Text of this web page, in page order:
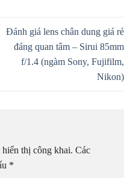
Đánh giá lens chân dung giá rẻ
đáng quan tâm – Sirui 85mm
f/1.4 (ngàm Sony, Fujifilm,
Nikon)
thị công khai. Các
*